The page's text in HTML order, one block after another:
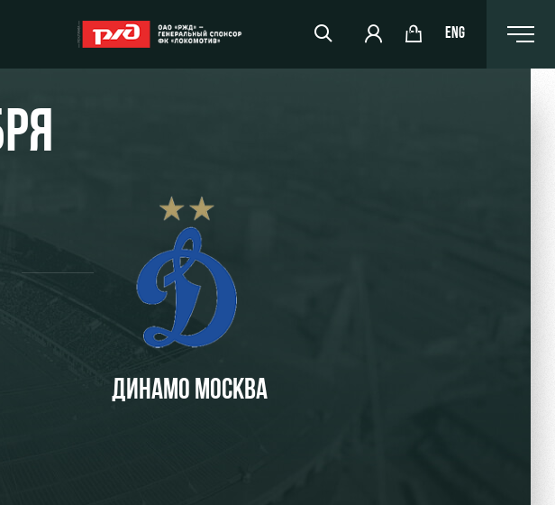
ENG
Аренда площадей
Ледовый дворец
ДИНАМО МОСКВА